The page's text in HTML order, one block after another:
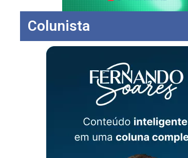
Colunista